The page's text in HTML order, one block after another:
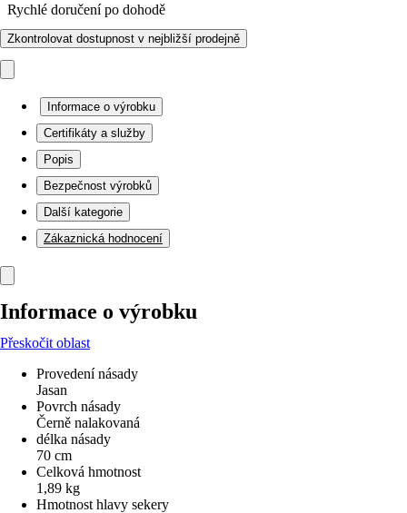
Rychlé doručení po dohodě
Zkontrolovat dostupnost v nejbližší prodejně
Informace o výrobku
Certifikáty a služby
Popis
Bezpečnost výrobků
Další kategorie
Zákaznická hodnocení
Informace o výrobku
Přeskočit oblast
Provedení násady
Jasan
Povrch násady
Černě nalakovaná
délka násady
70 cm
Celková hmotnost
1,89 kg
Hmotnost hlavy sekery